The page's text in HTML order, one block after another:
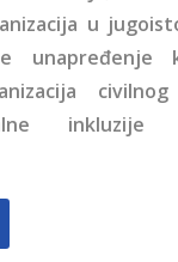
u
unapređenje
inkluzije